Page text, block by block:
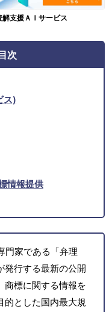
解支援ＡＩサービス
次
ス)
情報提供
門家である「弁理
発行する最新の公開
商標に関する情報を
的とした国内最大規